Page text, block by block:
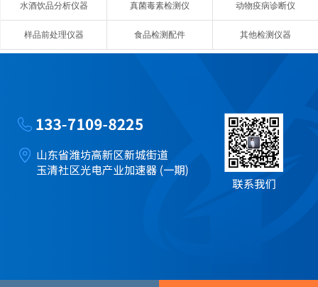
水酒饮品分析仪器 真菌毒素检测仪 动物疫病诊断仪
样品前处理仪器 食品检测配件 其他检测仪器